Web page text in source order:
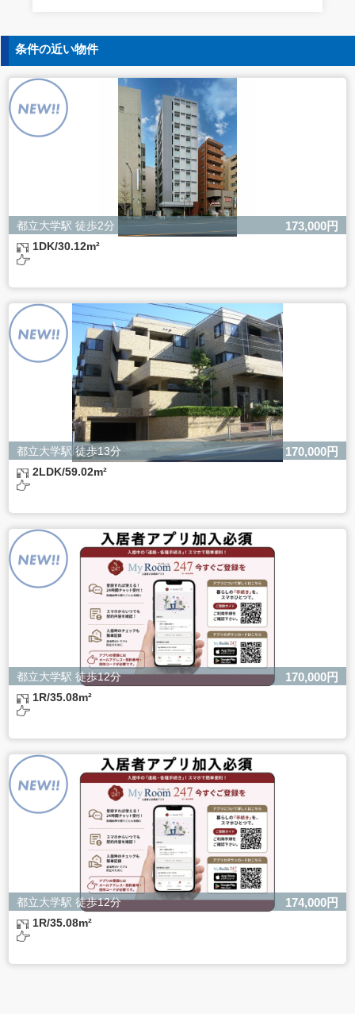
5. 個人情報の開示等の請求
ご本人様は、当社に対してご自身の個人情報の開示等（利
用目的の通知、開示、内容の訂正・追加・削除、利用の停
止または消去、第三者への提供の停止）に関して、下記の
当社問合わせ窓口に申し出ることができます。その際、当
社はお客様ご本人を確認させていただいたうえで、合理的
な間内に対応いたします。
株式会社バレッグス 個人情報問合せ窓口
住所 東京都目黒区鷹番2-5-21
電話 03-3794-1115
お問合せメールアドレス privacy@balleggs.co.jp
受付時間：平日10：30～17：00 ※弊社公休日を除く
よるものです。
ただし、必要な項目をいただけない場合、適切な対応がで
きない場合があります。
条件の近い物件
都立大学駅 徒歩2分 173,000円
1DK/30.12m²
都立大学駅 徒歩13分 170,000円
2LDK/59.02m²
都立大学駅 徒歩12分 170,000円
1R/35.08m²
都立大学駅 徒歩12分 174,000円
1R/35.08m²